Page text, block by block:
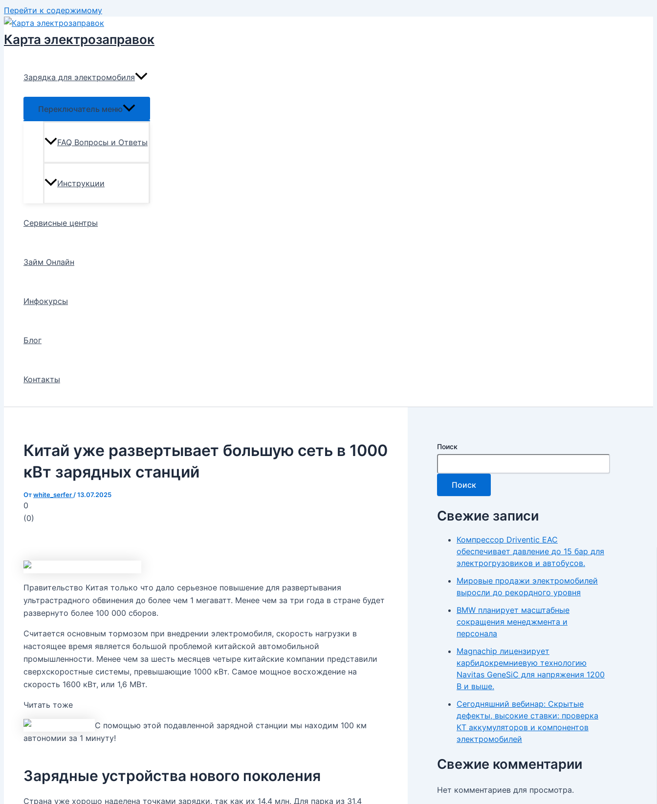
Перейти к содержимому
Карта электрозаправок
Зарядка для электромобиля
Переключатель меню
FAQ Вопросы и Ответы
Инструкции
Сервисные центры
Займ Онлайн
Инфокурсы
Блог
Контакты
Китай уже развертывает большую сеть в 1000
кВт зарядных станций
Отwhite_serfer /13.07.2025
0
(0)
Правительство Китая только что дало серьезное повышение для развертывания
ультрастрадного обвинения до более чем 1 мегаватт. Менее чем за три года в стране будет
развернуто более 100 000 сборов.
Считается основным тормозом при внедрении электромобиля, скорость нагрузки в
настоящее время является большой проблемой китайской автомобильной
промышленности. Менее чем за шесть месяцев четыре китайские компании представили
сверхскоростные системы, превышающие 1000 кВт. Самое мощное восхождение на
скорость 1600 кВт, или 1,6 МВт.
Читать тоже
С помощью этой подавленной зарядной станции мы находим 100 км
автономии за 1 минуту!
Зарядные устройства нового поколения
Страна уже хорошо наделена точками зарядки, так как их 14,4 млн. Для парка из 31,4
Поиск
Поиск
Свежие записи
Компрессор Driventic EAC
обеспечивает давление до 15 бар для
электрогрузовиков и автобусов.
Мировые продажи электромобилей
выросли до рекордного уровня
BMW планирует масштабные
сокращения менеджмента и
персонала
Magnachip лицензирует
карбидокремниевую технологию
Navitas GeneSiC для напряжения 1200
В и выше.
Сегодняшний вебинар: Скрытые
дефекты, высокие ставки: проверка
КТ аккумуляторов и компонентов
электромобилей
Свежие комментарии
Нет комментариев для просмотра.